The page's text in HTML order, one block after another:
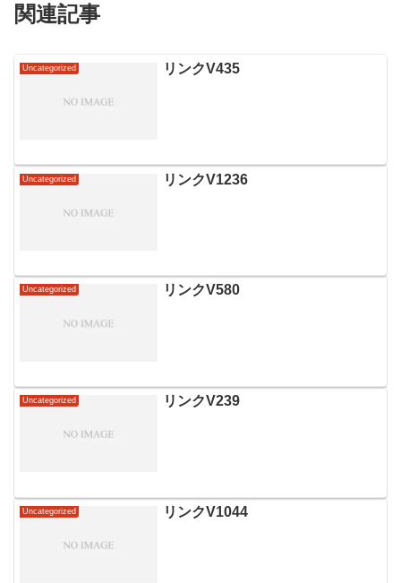
関連記事
Uncategorized リンクV435
Uncategorized リンクV1236
Uncategorized リンクV580
Uncategorized リンクV239
Uncategorized リンクV1044